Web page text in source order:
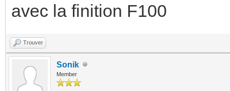
avec la finition F100
Trouver
Sonik
Member